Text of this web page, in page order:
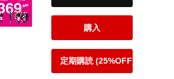
購入
定期購読 (25%OFF)